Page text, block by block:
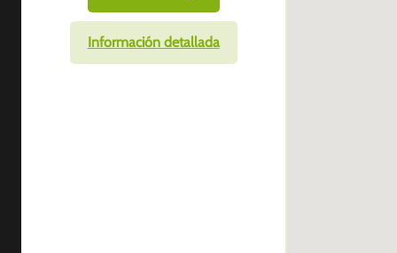
Información detallada